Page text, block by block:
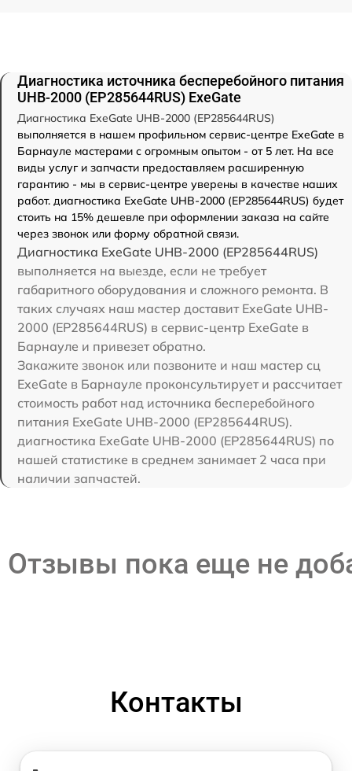
Диагностика источника бесперебойного питания
UHB-2000 (EP285644RUS) ExeGate
Диагностика ExeGate UHB-2000 (EP285644RUS)
выполняется в нашем профильном сервис-центре ExeGate в
Барнауле мастерами с огромным опытом - от 5 лет. На все
виды услуг и запчасти предоставляем расширенную
гарантию - мы в сервис-центре уверены в качестве наших
работ. диагностика ExeGate UHB-2000 (EP285644RUS) будет
стоить на 15% дешевле при оформлении заказа на сайте
через звонок или форму обратной связи.
Диагностика ExeGate UHB-2000 (EP285644RUS)
выполняется на выезде, если не требует
габаритного оборудования и сложного ремонта. В
таких случаях наш мастер доставит ExeGate UHB-
2000 (EP285644RUS) в сервис-центр ExeGate в
Барнауле и привезет обратно.
Закажите звонок или позвоните и наш мастер сц
ExeGate в Барнауле проконсультирует и рассчитает
стоимость работ над источника бесперебойного
питания ExeGate UHB-2000 (EP285644RUS).
диагностика ExeGate UHB-2000 (EP285644RUS) по
нашей статистике в среднем занимает 2 часа при
наличии запчастей.
Отзывы пока еще не
Контакты